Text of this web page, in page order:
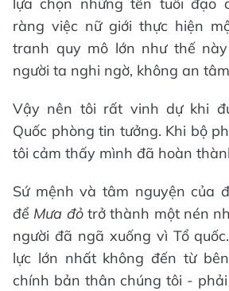
lựa chọn những tên tuổi đạo
ràng việc nữ giới thực hiện
tranh quy mô lớn như thế
người ta nghi ngờ, không an
Vậy nên tôi rất vinh dự khi
Quốc phòng tin tưởng. Khi bộ
tôi cảm thấy mình đã hoàn
Sứ mệnh và tâm nguyện của
để Mưa đỏtrở thành một nén
người đã ngã xuống vì Tổ
lực lớn nhất không đến từ
chính bản thân chúng tôi -